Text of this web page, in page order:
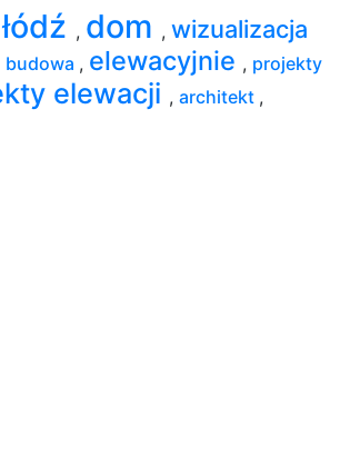
, dom , wizualizacja
budowa , elewacyjnie , projekty
elewacji , architekt ,